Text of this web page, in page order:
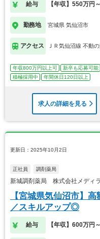
給与 【年収】550万円
勤務地 宮城県 気仙沼市
アクセス ＪＲ気仙沼線 不動
年収800万円以上可 新卒も応募可能
積極採用中
年間休日120日以上
求人の詳細を見る
更新日：2025年10月2日
正社員 調剤薬局
新城調剤薬局 株式会社メディ
【宮城県気仙沼市】
／スキルアップ◎
給与 【年収】600万円